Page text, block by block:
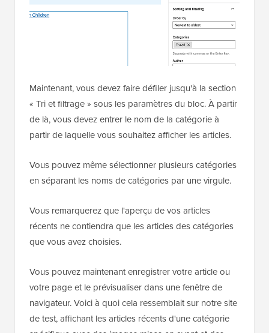
Maintenant, vous devez faire défiler jusqu'à la section
« Tri et filtrage » sous les paramètres du bloc. À partir
de là, vous devez entrer le nom de la catégorie à
partir de laquelle vous souhaitez afficher les articles.
Vous pouvez même sélectionner plusieurs catégories
en séparant les noms de catégories par une virgule.
Vous remarquerez que l'aperçu de vos articles
récents ne contiendra que les articles des catégories
que vous avez choisies.
Vous pouvez maintenant enregistrer votre article ou
votre page et le prévisualiser dans une fenêtre de
navigateur. Voici à quoi cela ressemblait sur notre site
de test, affichant les articles récents d'une catégorie